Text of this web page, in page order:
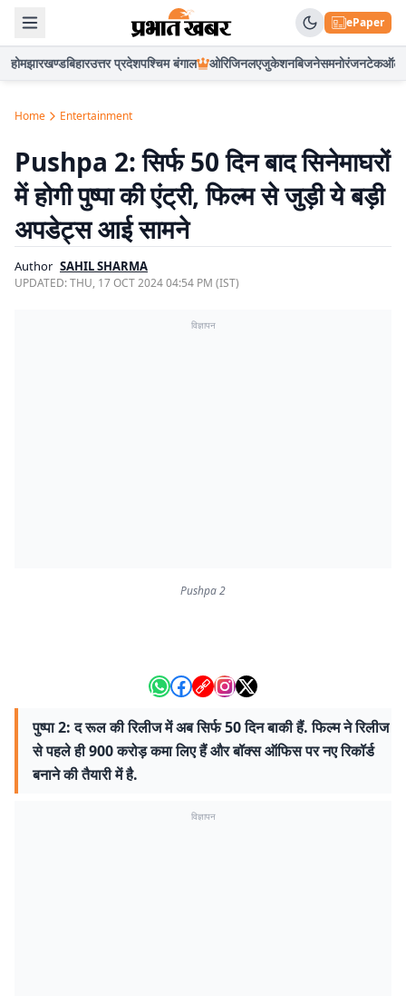
ePaper
होमझारखण्डबिहारउत्तर प्रदेशपश्चिम बंगाल ओरिजिनलएजुकेशनबिजनेसमनोरंजनटेकऑटो
Home Entertainment
Pushpa 2: सिर्फ 50 दिन बाद सिनेमाघरों
में होगी पुष्पा की एंट्री, फिल्म से जुड़ी ये बड़ी
अपडेट्स आई सामने
Author SAHIL SHARMA
UPDATED:THU, 17 OCT 2024 04:54 PM (IST)
विज्ञापन
Pushpa 2
पुष्पा 2: द रूल की रिलीज में अब सिर्फ 50 दिन बाकी हैं. फिल्म ने रिलीज
से पहले ही 900 करोड़ कमा लिए हैं और बॉक्स ऑफिस पर नए रिकॉर्ड
बनाने की तैयारी में है.
विज्ञापन